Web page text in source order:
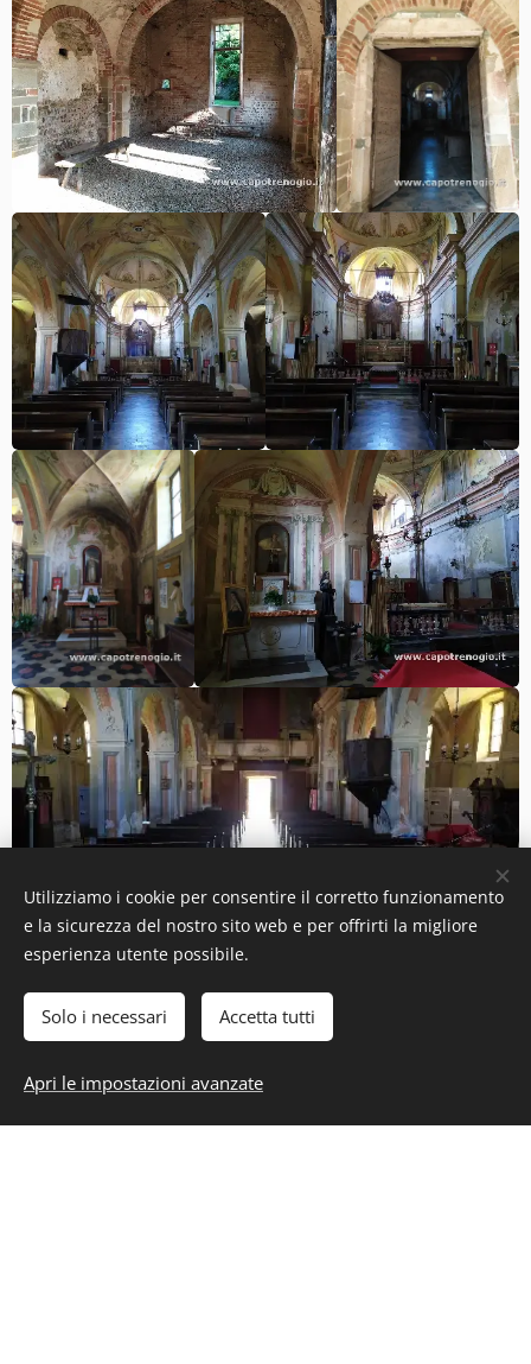
Utilizziamo i cookie per consentire il corretto funzionamento
e la sicurezza del nostro sito web e per offrirti la migliore
esperienza utente possibile.
Solo i necessari Accetta tutti
Apri le impostazioni avanzate